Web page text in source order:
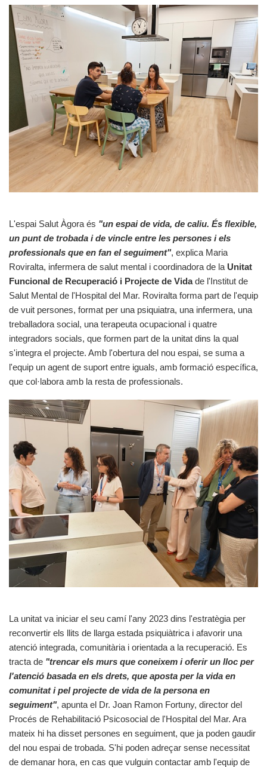
L'espai Salut Àgora és "un espai de vida, de caliu. És flexible,
un punt de trobada i de vincle entre les persones i els
professionals que en fan el seguiment", explica Maria
Roviralta, infermera de salut mental i coordinadora de la Unitat
Funcional de Recuperació i Projecte de Vidade l'Institut de
Salut Mental de l'Hospital del Mar. Roviralta forma part de l'equip
de vuit persones, format per una psiquiatra, una infermera, una
treballadora social, una terapeuta ocupacional i quatre
integradors socials, que formen part de la unitat dins la qual
s'integra el projecte. Amb l'obertura del nou espai, se suma a
l'equip un agent de suport entre iguals, amb formació específica,
que col·labora amb la resta de professionals.
La unitat va iniciar el seu camí l'any 2023 dins l'estratègia per
reconvertir els llits de llarga estada psiquiàtrica i afavorir una
atenció integrada, comunitària i orientada a la recuperació. Es
tracta de "trencar els murs que coneixem i oferir un lloc per
l'atenció basada en els drets, que aposta per la vida en
comunitat i pel projecte de vida de la persona en
seguiment", apunta el Dr. Joan Ramon Fortuny, director del
Procés de Rehabilitació Psicosocial de l'Hospital del Mar. Ara
mateix hi ha disset persones en seguiment, que ja poden gaudir
del nou espai de trobada. S'hi poden adreçar sense necessitat
de demanar hora, en cas que vulguin contactar amb l'equip de